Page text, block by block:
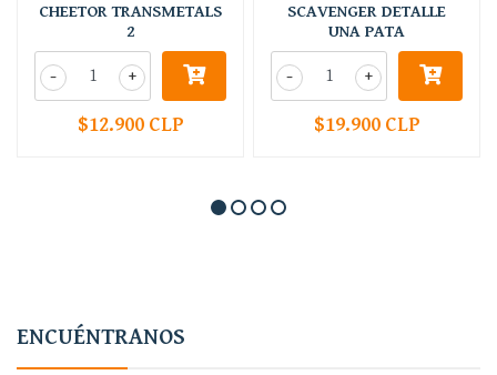
CHEETOR TRANSMETALS
2
+
-
$12.900 CLP
SCAVENGER DETALLE
UNA PATA
+
-
$19.900 CLP
ENCUÉNTRANOS